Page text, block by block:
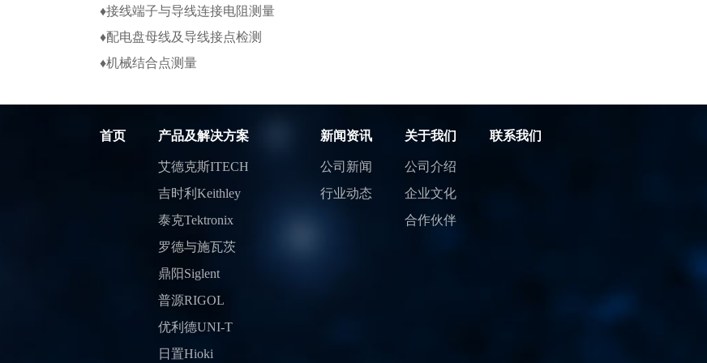
♦接线端子与导线连接电阻测量
♦配电盘母线及导线接点检测
♦机械结合点测量
首页 产品及解决方案
艾德克斯ITECH
吉时利Keithley
泰克Tektronix
罗德与施瓦茨
鼎阳Siglent
普源RIGOL
优利德UNI-T
日置Hioki
新闻资讯
公司新闻
行业动态
关于我们
公司介绍
企业文化
合作伙伴
联系我们